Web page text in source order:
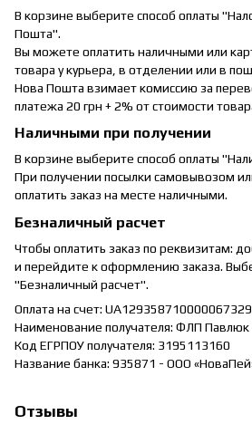
В корзине выберите способ оплаты
Пошта".
Вы можете оплатить наличными или
товара у курьера, в отделении или в
Нова Пошта взимает комиссию за
платежа 20 грн + 2% от стоимости
Наличными при получении
В корзине выберите способ оплаты
При получении посылки самовывозом
оплатить заказ на месте наличными.
Безналичный расчет
Чтобы оплатить заказ по реквизитам:
и перейдите к оформлению заказа.
"Безналичный расчет".
Оплата на счет:
Наименование получателя: ФЛП Павлюк
Код ЕГРПОУ получателя: 3195113160
Название банка: 935871 - ООО
Отзывы